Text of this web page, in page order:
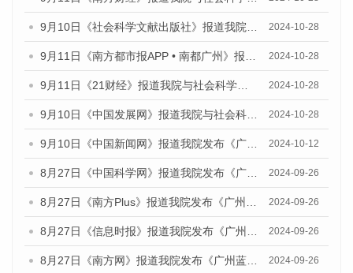
9月10日《社会科学文献出版社》报道我院与社会科学文献出版社联合发布了《广州蓝皮书：广州金融发展报告（2024）》的媒体文章 2024-10-28
9月11日《南方都市报APP • 南都广州》报道我院与社会科学文献出版社联合发布了《广州蓝皮书：广州金融发展报告（2024）》的媒体文章 2024-10-28
9月11日《21财经》报道我院与社会科学文献出版社联合发布了《广州蓝皮书：广州金融发展报告（2024）》的媒体文章 2024-10-28
9月10日《中国发展网》报道我院与社会科学文献出版社联合发布了《广州蓝皮书：广州金融发展报告（2024）》的媒体文章 2024-10-28
9月10日《中国新闻网》报道我院发布《广州蓝皮书：广州金融发展报告(2024)》的媒体文章 2024-10-12
8月27日《中国科学网》报道我院发布《广州蓝皮书：广州创新型城市发展报告（2024）》的媒体文章 2024-09-26
8月27日《南方Plus》报道我院发布《广州蓝皮书：广州创新型城市发展报告（2024）》的媒体文章 2024-09-26
8月27日《信息时报》报道我院发布《广州蓝皮书：广州创新型城市发展报告（2024）》的媒体文章 2024-09-26
8月27日《南方网》报道我院发布《广州蓝皮书：广州创新型城市发展报告（2024）》的媒体文章 2024-09-26